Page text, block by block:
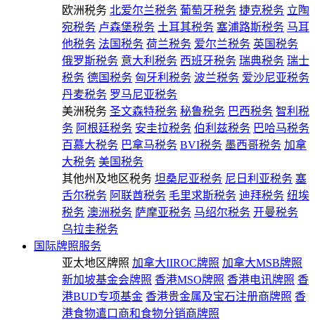
欧洲税务 北爱尔兰税务 葡萄牙税务 捷克税务 立陶
宛税务 卢森堡税务 土耳其税务 塞浦路斯税务 马耳
他税务 法国税务 荷兰税务 爱尔兰税务 英国税务
俄罗斯税务 意大利税务 西班牙税务 瑞典税务 瑞士
税务 德国税务 匈牙利税务 波兰税务 爱沙尼亚税务
丹麦税务 罗马尼亚税务
美洲税务 圣文森特税务 秘鲁税务 巴西税务 智利税
务 阿根廷税务 安圭拉税务 伯利兹税务 巴哈马税务
百慕大税务 巴拿马税务 BVI税务 墨西哥税务 加拿
大税务 美国税务
其他州及地区税务 坦桑尼亚税务 尼日利亚税务 塞
舌尔税务 阿联酋税务 毛里求斯税务 迪拜税务 纽埃
税务 澳洲税务 萨摩亚税务 马绍尔税务 开曼税务
乌拉圭税务
国际牌照服务
亚太地区牌照 加拿大IIROC牌照 加拿大MSB牌照
新加坡基金会牌照 香港MSO牌照 香港电讯牌照 香
港BUD专项基金 香港贵金属及宝石注册商牌照 香
港食物遣口商和食物分销商牌照